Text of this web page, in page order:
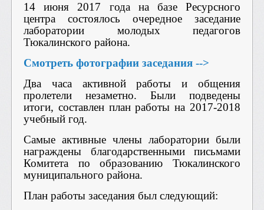
14 июня 2017 года на базе Ресурсного
центра состоялось очередное заседание
лаборатории молодых педагогов
Тюкалинского района.
Смотреть фотографии заседания -->
Два часа активной работы и общения
пролетели незаметно. Были подведены
итоги, составлен план работы на 2017-2018
учебный год.
Самые активные члены лаборатории были
награждены благодарственными письмами
Комитета по образованию Тюкалинского
муниципального района.
План работы заседания был следующий: